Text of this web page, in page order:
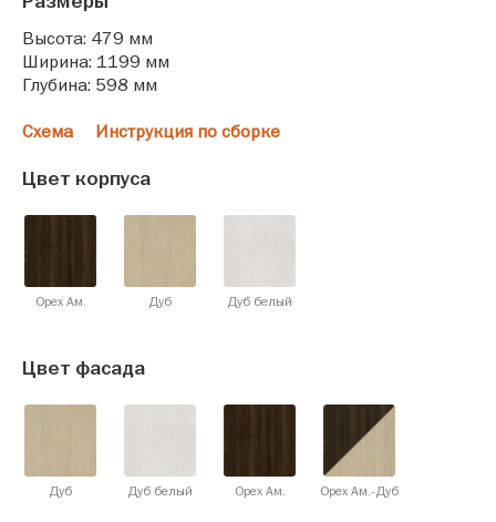
Высота: 479 мм
Ширина: 1199 мм
Глубина: 598 мм
Схема Инструкция по сборке
Цвет корпуса
Орех Ам. Дуб Дуб белый
Цвет фасада
Дуб Дуб белый Орех Ам. Орех Ам.-Дуб